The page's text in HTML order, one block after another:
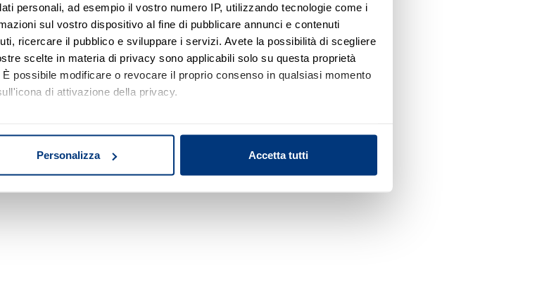
personali, ad esempio il vostro numero IP, utilizzando tecnologie come i
sul vostro dispositivo al fine di pubblicare annunci e contenuti
ricercare il pubblico e sviluppare i servizi. Avete la possibilità di scegliere
scelte in materia di privacy sono applicabili solo su questa proprietà
possibile modificare o revocare il proprio consenso in qualsiasi momento
di attivazione della privacy.
attivamente alla ricerca di caratteristiche specifiche (impronte
Personalizza Accetta tutti
risultato di ricerca
o rimuovere alcuni filtri o
l'area di ricerca.